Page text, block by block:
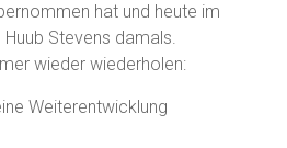
hat und heute im
Stevens damals.
wieder wiederholen:
Weiterentwicklung